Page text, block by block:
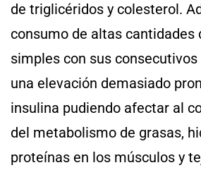
de triglicéridos y colesterol.
consumo de altas cantidades
simples con sus
una elevación demasiado
insulina pudiendo afectar al
del metabolismo de grasas,
proteínas en los músculos y